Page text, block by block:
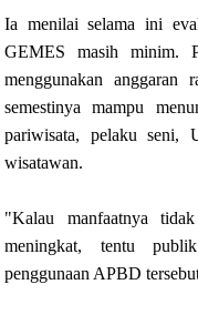
Ia menilai selama ini
GEMES masih minim.
menggunakan anggaran
semestinya mampu
pariwisata, pelaku seni,
wisatawan.
"Kalau manfaatnya
meningkat, tentu
penggunaan APBD